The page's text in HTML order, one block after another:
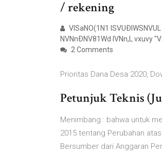
/ rekening
VISaNO(1N1
NVNnÐNV81Wd IVNn,L vxuvy
2 Comments
Prioritas Dana Desa 2020,
Petunjuk Teknis
Menimbang : bahwa untuk
2015 tentang Perubahan
Bersumber dari Anggaran